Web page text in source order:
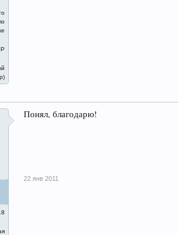
Понял, благодарю!
22 янв 2011